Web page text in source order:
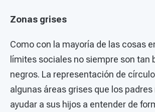
Zonas grises
Como con la mayoría de las cosas
límites sociales no siempre son tan
negros. La representación de
algunas áreas grises que los
ayudar a sus hijos a entender de